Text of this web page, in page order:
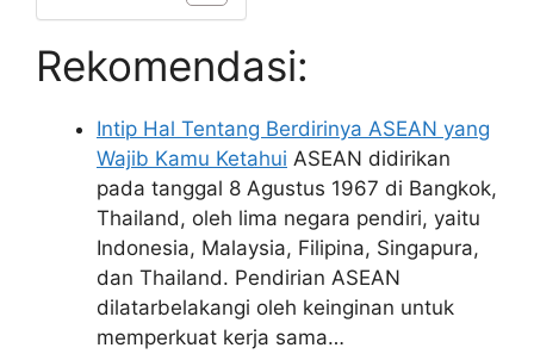
Rekomendasi:
Intip Hal Tentang Berdirinya ASEAN yang
Wajib Kamu Ketahui ASEAN didirikan
pada tanggal 8 Agustus 1967 di Bangkok,
Thailand, oleh lima negara pendiri, yaitu
Indonesia, Malaysia, Filipina, Singapura,
dan Thailand. Pendirian ASEAN
dilatarbelakangi oleh keinginan untuk
memperkuat kerja sama…